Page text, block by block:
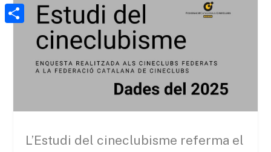
L’Estudi del cineclubisme referma el
b
t
m
a
W
h